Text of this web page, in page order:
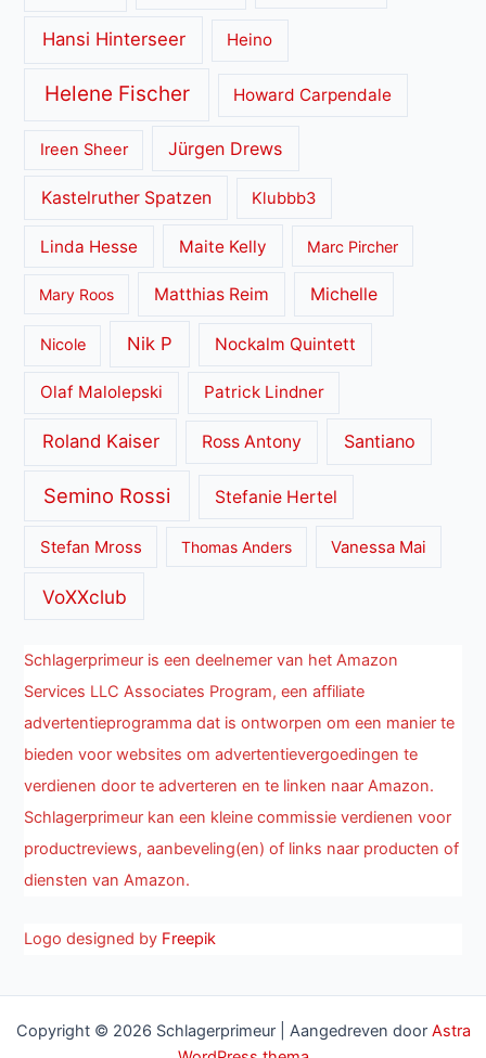
Hansi Hinterseer Heino
Helene Fischer Howard Carpendale
Ireen Sheer Jürgen Drews
Kastelruther Spatzen Klubbb3
Linda Hesse Maite Kelly Marc Pircher
Mary Roos Matthias Reim Michelle
Nicole Nik P Nockalm Quintett
Olaf Malolepski Patrick Lindner
Roland Kaiser Ross Antony Santiano
Semino Rossi Stefanie Hertel
Stefan Mross Thomas Anders Vanessa Mai
VoXXclub
Schlagerprimeur is een deelnemer van het Amazon
Services LLC Associates Program, een affiliate
advertentieprogramma dat is ontworpen om een manier te
bieden voor websites om advertentievergoedingen te
verdienen door te adverteren en te linken naar Amazon.
Schlagerprimeur kan een kleine commissie verdienen voor
productreviews, aanbeveling(en) of links naar producten of
diensten van Amazon.
Logo designed by Freepik
Copyright © 2026 Schlagerprimeur | Aangedreven door Astra